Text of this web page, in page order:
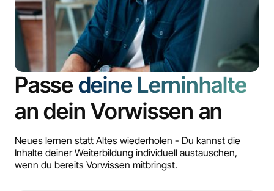
Passedeine Lerninhalte
an dein Vorwissen an
Neues lernen statt Altes wiederholen - Du kannst die
Inhalte deiner Weiterbildung individuell austauschen,
wenn du bereits Vorwissen mitbringst.